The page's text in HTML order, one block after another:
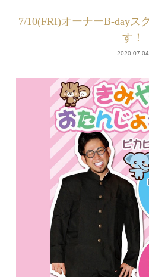
7/10(FRI)オーナーB-dayス
す！
2020.07.04